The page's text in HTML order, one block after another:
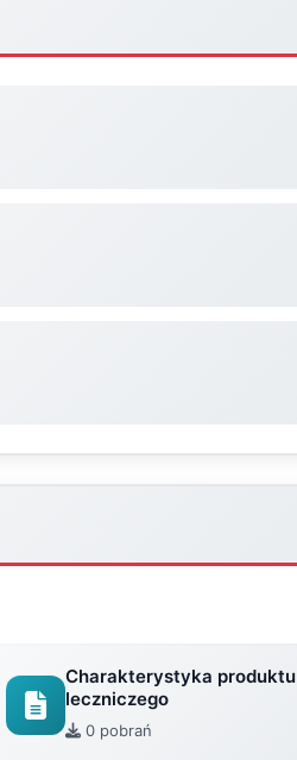
Charakterystyka produktu
leczniczego
0 pobrań